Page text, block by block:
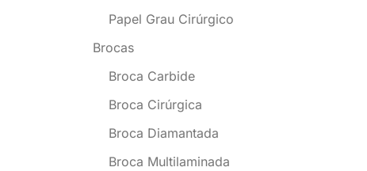
Papel Grau Cirúrgico
Brocas
Broca Carbide
Broca Cirúrgica
Broca Diamantada
Broca Multilaminada